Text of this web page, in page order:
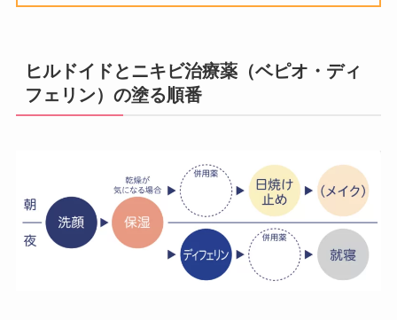
ヒルドイドとニキビ治療薬（ベピオ・ディ
フェリン）の塗る順番